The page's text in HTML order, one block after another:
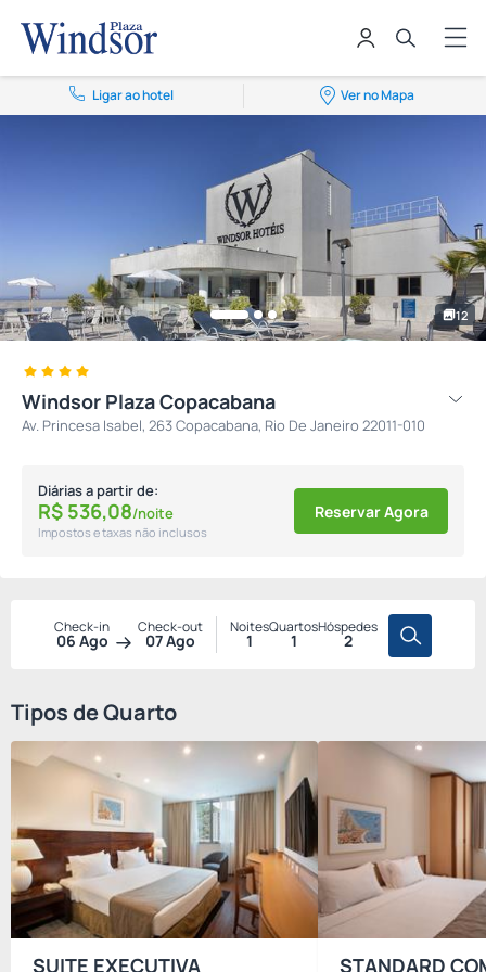
Ligar ao hotel Ver no Mapa
12
Windsor Plaza Copacabana
Av. Princesa Isabel, 263 Copacabana, Rio De Janeiro 22011-010
Diárias a partir de:
R$ 536,08/noite
Impostos e taxas não inclusos
Reservar Agora
Check-in
06 Ago
Check-out
07 Ago
Noites
1
Quartos
1
Hóspedes
2
Tipos de Quarto
SUITE EXECUTIVA STANDARD